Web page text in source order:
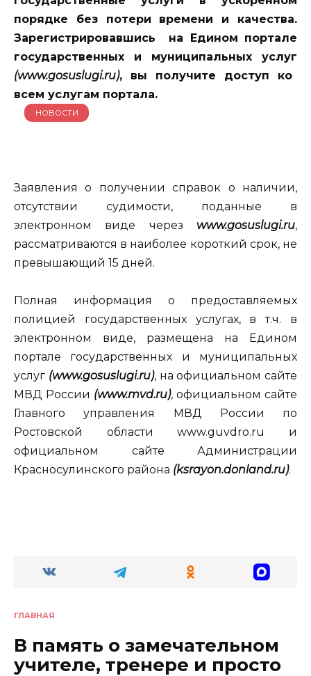
порядке без потери времени и качества.
Зарегистрировавшись на Едином портале
государственных и муниципальных услуг
(www.gosuslugi.ru), вы получите доступ ко
всем услугам портала.
НОВОСТИ
Заявления о получении справок о наличии,
отсутствии судимости, поданные в
электронном виде через www.gosuslugi.ru,
рассматриваются в наиболее короткий срок, не
превышающий 15 дней.
Полная информация о предоставляемых
полицией государственных услугах, в т.ч. в
электронном виде, размещена на Едином
портале государственных и муниципальных
услуг (www.gosuslugi.ru), на официальном сайте
МВД России (www.mvd.ru), официальном сайте
Главного управления МВД России по
Ростовской области www.guvdro.ru и
официальном сайте Администрации
Красносулинского района (ksrayon.donland.ru).
ГЛАВНАЯ
В память о замечательном
учителе, тренере и просто